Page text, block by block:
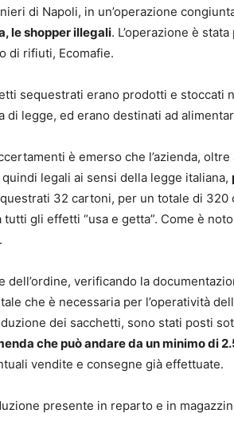
di Napoli, in un’operazione
le shopper illegali. L’operazione è
di rifiuti, Ecomafie.
sequestrati erano prodotti e stoccati
di legge, ed erano destinati ad
è emerso che l’azienda,
legali ai sensi della legge italiana,
32 cartoni, per un totale di
tutti gli effetti “usa e getta”. Come è
dell’ordine, verificando la
che è necessaria per l’operatività
dei sacchetti, sono stati posti
che può andare da un minimo di
vendite e consegne già effettuate.
presente in reparto e in